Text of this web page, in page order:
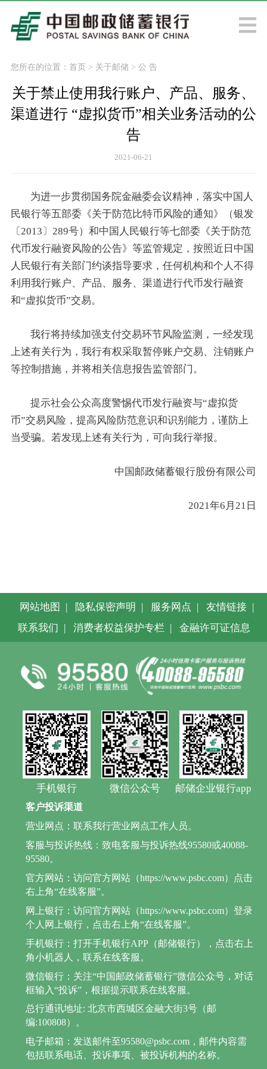
您所在的位置： 首页> 关于邮储 > 公 告
关于禁止使用我行账户、产品、服务、
渠道进行 “虚拟货币”相关业务活动的公
告
2021-06-21
为进一步贯彻国务院金融委会议精神，落实中国人
民银行等五部委《关于防范比特币风险的通知》（银发
〔2013〕289号）和中国人民银行等七部委《关于防范
代币发行融资风险的公告》等监管规定，按照近日中国
人民银行有关部门约谈指导要求，任何机构和个人不得
利用我行账户、产品、服务、渠道进行代币发行融资
和“虚拟货币”交易。
我行将持续加强支付交易环节风险监测，一经发现
上述有关行为，我行有权采取暂停账户交易、注销账户
等控制措施，并将相关信息报告监管部门。
提示社会公众高度警惕代币发行融资与“虚拟货
币”交易风险，提高风险防范意识和识别能力，谨防上
当受骗。若发现上述有关行为，可向我行举报。
中国邮政储蓄银行股份有限公司
2021年6月21日
网站地图 隐私保密声明 服务网点 友情链接
联系我们
消费者权益保护专栏 金融许可证信息
手机银行 微信公众号 邮储企业银行app
客户投诉渠道
营业网点：联系我行营业网点工作人员。
客服与投诉热线：致电客服与投诉热线95580或40088-
95580。
官方网站：访问官方网站（https://www.psbc.com）点击
右上角“在线客服”。
网上银行：访问官方网站（https://www.psbc.com）登录
个人网上银行，点击右上角“在线客服”。
手机银行：打开手机银行APP（邮储银行），点击右上
角小机器人，联系在线客服。
微信银行：关注“中国邮政储蓄银行”微信公众号，对话
框输入“投诉”，根据提示联系在线客服。
总行通讯地址: 北京市西城区金融大街3号（邮
编:100808）。
电子邮箱：发送邮件至95580@psbc.com，邮件内容需
包括联系电话、投诉事项、被投诉机构的名称。